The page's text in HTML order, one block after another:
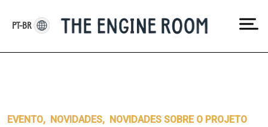
EVENTO, NOVIDADES, NOVIDADES SOBRE O PROJETO
PT-BR